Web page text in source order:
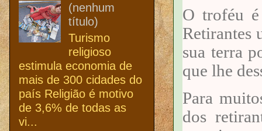
O troféu é
Retirantes
sua terra
que lhe
Para
dos
(nenhum
título)
Turismo
religioso
estimula economia de
mais de 300 cidades do
país Religião é motivo
de 3,6% de todas as
vi...